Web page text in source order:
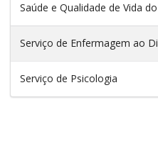
Saúde e Qualidade de Vida
Serviço de Enfermagem ao
Serviço de Psicologia